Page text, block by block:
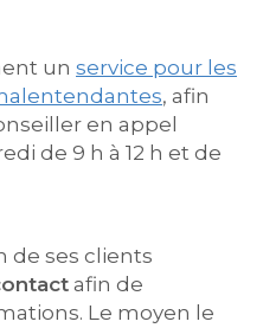
un service pour les
, afin
en appel
de 9 h à 12 h et de
de ses clients
afin de
Le moyen le